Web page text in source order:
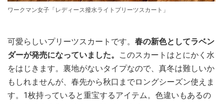
ワークマン女子「レディース撥水ライトプリーツスカート」
可愛らしいプリーツスカートです。 春の新色としてラベン
ダーが発売になっていました。
このスカートはとにかく水
をはじきます。裏地がないタイプなので、真冬は難しいか
もしれませんが、春先から秋口までロングシーズン使えま
す。1枚持っていると重宝するアイテム。色違いもあるの